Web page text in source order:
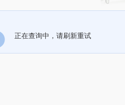
正在查询中，请刷新重试